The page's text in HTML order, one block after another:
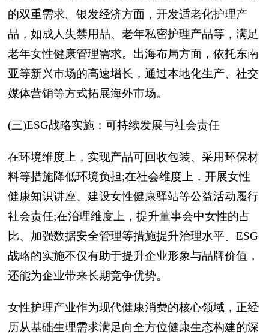
的双重需求。银发经济方面，开发适老化护理产
品，如成人失禁用品、老年私密护理产品等，满足
老年女性健康管理需求。出海布局方面，依托东南
亚等新兴市场的高速增长，通过本地化生产、社交
媒体营销等方式拓展海外市场。
(三)ESG战略实施：可持续发展与社会责任
在环境维度上，实现产品可回收包装、采用环保材
料等措施降低环境负担;在社会维度上，开展女性
健康知识讲座、建设女性健康驿站等公益活动履行
社会责任;在治理维度上，提升董事会中女性的占
比、加强数据安全管理等措施提升治理水平。ESG
战略的实施不仅有助于提升企业形象与品牌价值，
还能为企业带来长期竞争优势。
女性护理产业作为现代健康消费的核心领域，正经
历从基础生理需求满足向全方位健康生态构建的深